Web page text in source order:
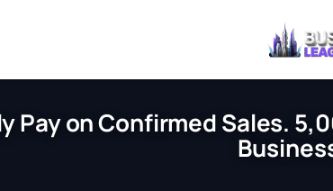
Pay on Confirmed Sales.